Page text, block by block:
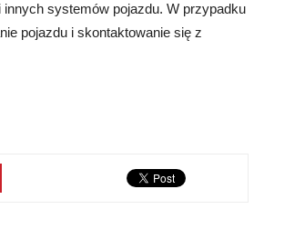
systemów pojazdu. W przypadku
pojazdu i skontaktowanie się z